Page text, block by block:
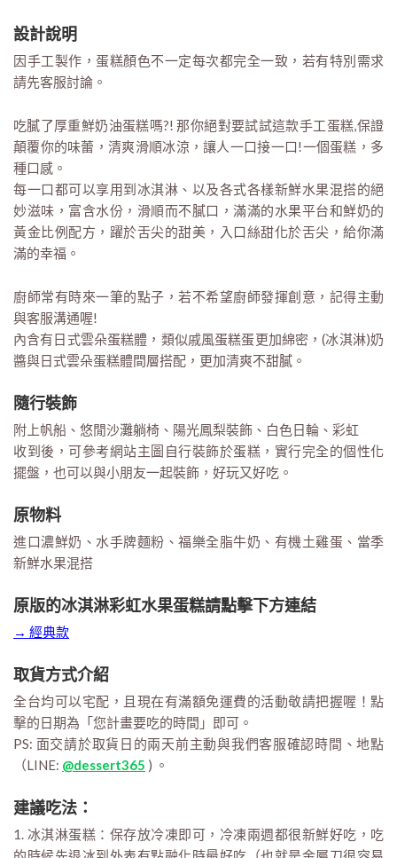
設計說明
因手工製作，蛋糕顏色不一定每次都完全一致，若有特別需求
請先客服討論。
吃膩了厚重鮮奶油蛋糕嗎?! 那你絕對要試試這款手工蛋糕,保證
顛覆你的味蕾，清爽滑順冰涼，讓人一口接一口!一個蛋糕，多
種口感。
每一口都可以享用到冰淇淋、以及各式各樣新鮮水果混搭的絕
妙滋味，富含水份，滑順而不膩口，滿滿的水果平台和鮮奶的
黃金比例配方，躍於舌尖的甜美，入口絲甜化於舌尖，給你滿
滿的幸福。
廚師常有時來一筆的點子，若不希望廚師發揮創意，記得主動
與客服溝通喔!
內含有日式雲朵蛋糕體，類似戚風蛋糕蛋更加綿密，(冰淇淋)奶
醬與日式雲朵蛋糕體間層搭配，更加清爽不甜膩。
隨行裝飾
附上帆船、悠閒沙灘躺椅、陽光鳳梨裝飾、白色日輪、彩虹
收到後，可參考網站主圖自行裝飾於蛋糕，實行完全的個性化
擺盤，也可以與小朋友一起裝飾，好玩又好吃。
原物料
進口濃鮮奶、水手牌麵粉、福樂全脂牛奶、有機土雞蛋、當季
新鮮水果混搭
原版的冰淇淋彩虹水果蛋糕請點擊下方連結
→ 經典款
取貨方式介紹
全台均可以宅配，且現在有滿額免運費的活動敬請把握喔！點
擊的日期為「您計畫要吃的時間」即可。
PS: 面交請於取貨日的兩天前主動與我們客服確認時間、地點
（LINE: @dessert365 ) 。
建議吃法：
1. 冰淇淋蛋糕：保存放冷凍即可，冷凍兩週都很新鮮好吃，吃